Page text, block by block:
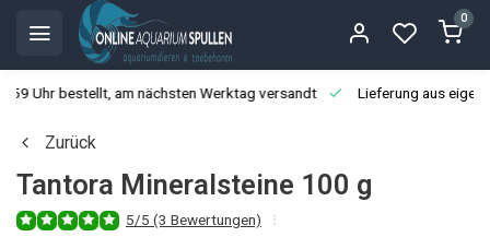
0
Uhr bestellt, am nächsten Werktag versandt Lieferung aus
Zurück
Tantora Mineralsteine 100 g
5/5 (3 Bewertungen)